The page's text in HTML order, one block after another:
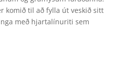
komið til að fylla út veskið sitt
með hjartalínuriti sem